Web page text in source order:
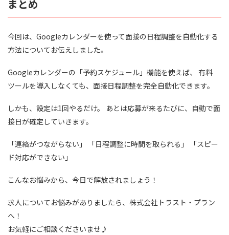
まとめ
今回は、Googleカレンダーを使って面接の日程調整を自動化する
方法についてお伝えしました。
Googleカレンダーの「予約スケジュール」機能を使えば、 有料
ツールを導入しなくても、面接日程調整を完全自動化できます。
しかも、設定は1回やるだけ。 あとは応募が来るたびに、自動で面
接日が確定していきます。
「連絡がつながらない」 「日程調整に時間を取られる」 「スピー
ド対応ができない」
こんなお悩みから、今日で解放されましょう！
求人についてお悩みがありましたら、株式会社トラスト・プラン
へ！
お気軽にご相談くださいませ♪